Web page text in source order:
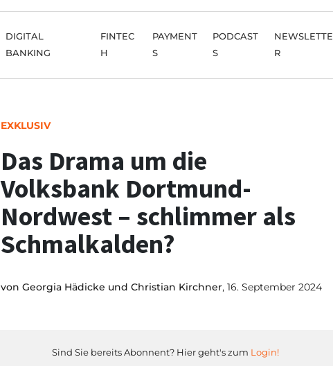
DIGITAL
BANKING
FINTEC
H
PAYMENT
S
PODCAST
S
NEWSLETTE
R
EXKLUSIV
Das Drama um die
Volksbank Dortmund-
Nordwest – schlimmer als
Schmalkalden?
von Georgia Hädicke und Christian Kirchner, 16. September 2024
Sind Sie bereits Abonnent? Hier geht's zum Login!